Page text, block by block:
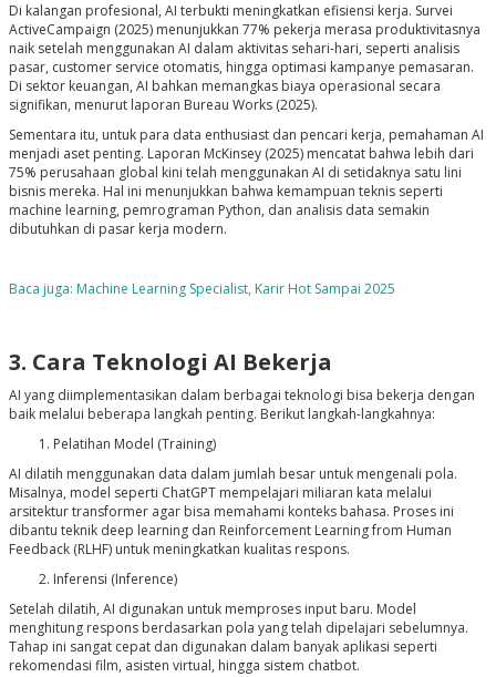
Di kalangan profesional, AI terbukti meningkatkan efisiensi kerja. Survei
ActiveCampaign (2025) menunjukkan 77% pekerja merasa produktivitasnya
naik setelah menggunakan AI dalam aktivitas sehari-hari, seperti analisis
pasar, customer service otomatis, hingga optimasi kampanye pemasaran.
Di sektor keuangan, AI bahkan memangkas biaya operasional secara
signifikan, menurut laporan Bureau Works (2025).
Sementara itu, untuk para data enthusiast dan pencari kerja, pemahaman AI
menjadi aset penting. Laporan McKinsey (2025) mencatat bahwa lebih dari
75% perusahaan global kini telah menggunakan AI di setidaknya satu lini
bisnis mereka. Hal ini menunjukkan bahwa kemampuan teknis seperti
machine learning, pemrograman Python, dan analisis data semakin
dibutuhkan di pasar kerja modern.
Baca juga: Machine Learning Specialist, Karir Hot Sampai 2025
3. Cara Teknologi AI Bekerja
AI yang diimplementasikan dalam berbagai teknologi bisa bekerja dengan
baik melalui beberapa langkah penting. Berikut langkah-langkahnya:
Pelatihan Model (Training)
AI dilatih menggunakan data dalam jumlah besar untuk mengenali pola.
Misalnya, model seperti ChatGPT mempelajari miliaran kata melalui
arsitekturtransformeragar bisa memahami konteks bahasa. Proses ini
dibantu teknik deep learningdan Reinforcement Learning from Human
Feedback (RLHF)untuk meningkatkan kualitas respons.
Inferensi (Inference)
Setelah dilatih, AI digunakan untuk memproses input baru. Model
menghitung respons berdasarkan pola yang telah dipelajari sebelumnya.
Tahap ini sangat cepat dan digunakan dalam banyak aplikasi seperti
rekomendasi film, asisten virtual, hingga sistem chatbot.